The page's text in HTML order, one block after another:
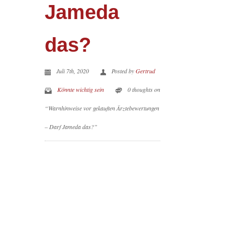
Jameda
das?
Juli 7th, 2020 Posted byGertrud
Könnte wichtig sein 0 thoughts on
“Warnhinweise vor gekauften Ärztebewertungen
– Darf Jameda das?”